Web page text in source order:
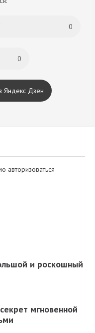
0
0
Яндекс Дзен
авторизоваться
и роскошный
мгновенной